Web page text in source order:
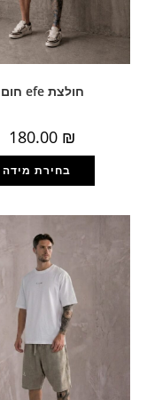
חולצת efe חום
180.00 ₪